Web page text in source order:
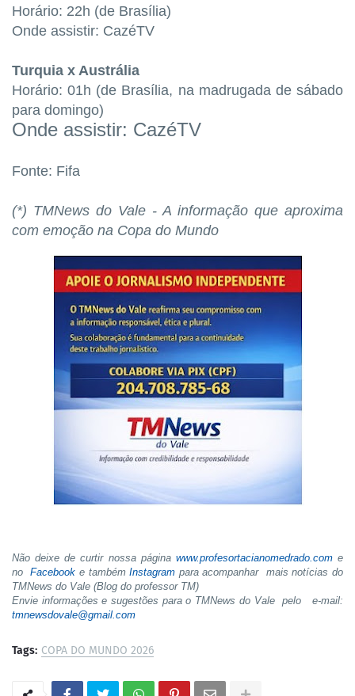
Horário: 22h (de Brasília)
Onde assistir: CazéTV
Turquia x Austrália
Horário: 01h (de Brasília, na madrugada de sábado
para domingo)
Onde assistir: CazéTV
Fonte: Fifa
(*) TMNews do Vale - A informação que aproxima
com emoção na Copa do Mundo
Não deixe de curtir nossa página www.profesortacianomedrado.come
noFacebook e tambémInstagram para acompanhar mais notícias do
TMNews do Vale (Blog do professor TM)
Envie informações e sugestões para o TMNews do Vale pelo e-mail:
tmnewsdovale@gmail.com
Tags: COPA DO MUNDO 2026